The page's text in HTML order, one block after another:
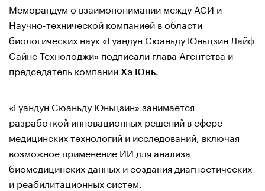
Меморандум о взаимопонимании между АСИ и
Научно-технической компанией в области
биологических наук «Гуандун Сюаньду Юньцзин Лайф
Сайнс Технолоджи» подписали глава Агентства и
председатель компании Хэ Юнь.
«Гуандун Сюаньду Юньцзин» занимается
разработкой инновационных решений в сфере
медицинских технологий и исследований, включая
возможное применение ИИ для анализа
биомедицинских данных и создания диагностических
и реабилитационных систем.